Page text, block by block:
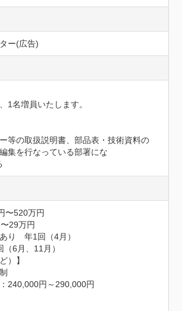
ー(広告)
1名増員いたします。
等の取扱説明書、部品表・技術資料の
集を行なっている部署にな
〜520万円
29万円
り　年1回（4月）
6月、11月）
）】
240,000円～290,000円